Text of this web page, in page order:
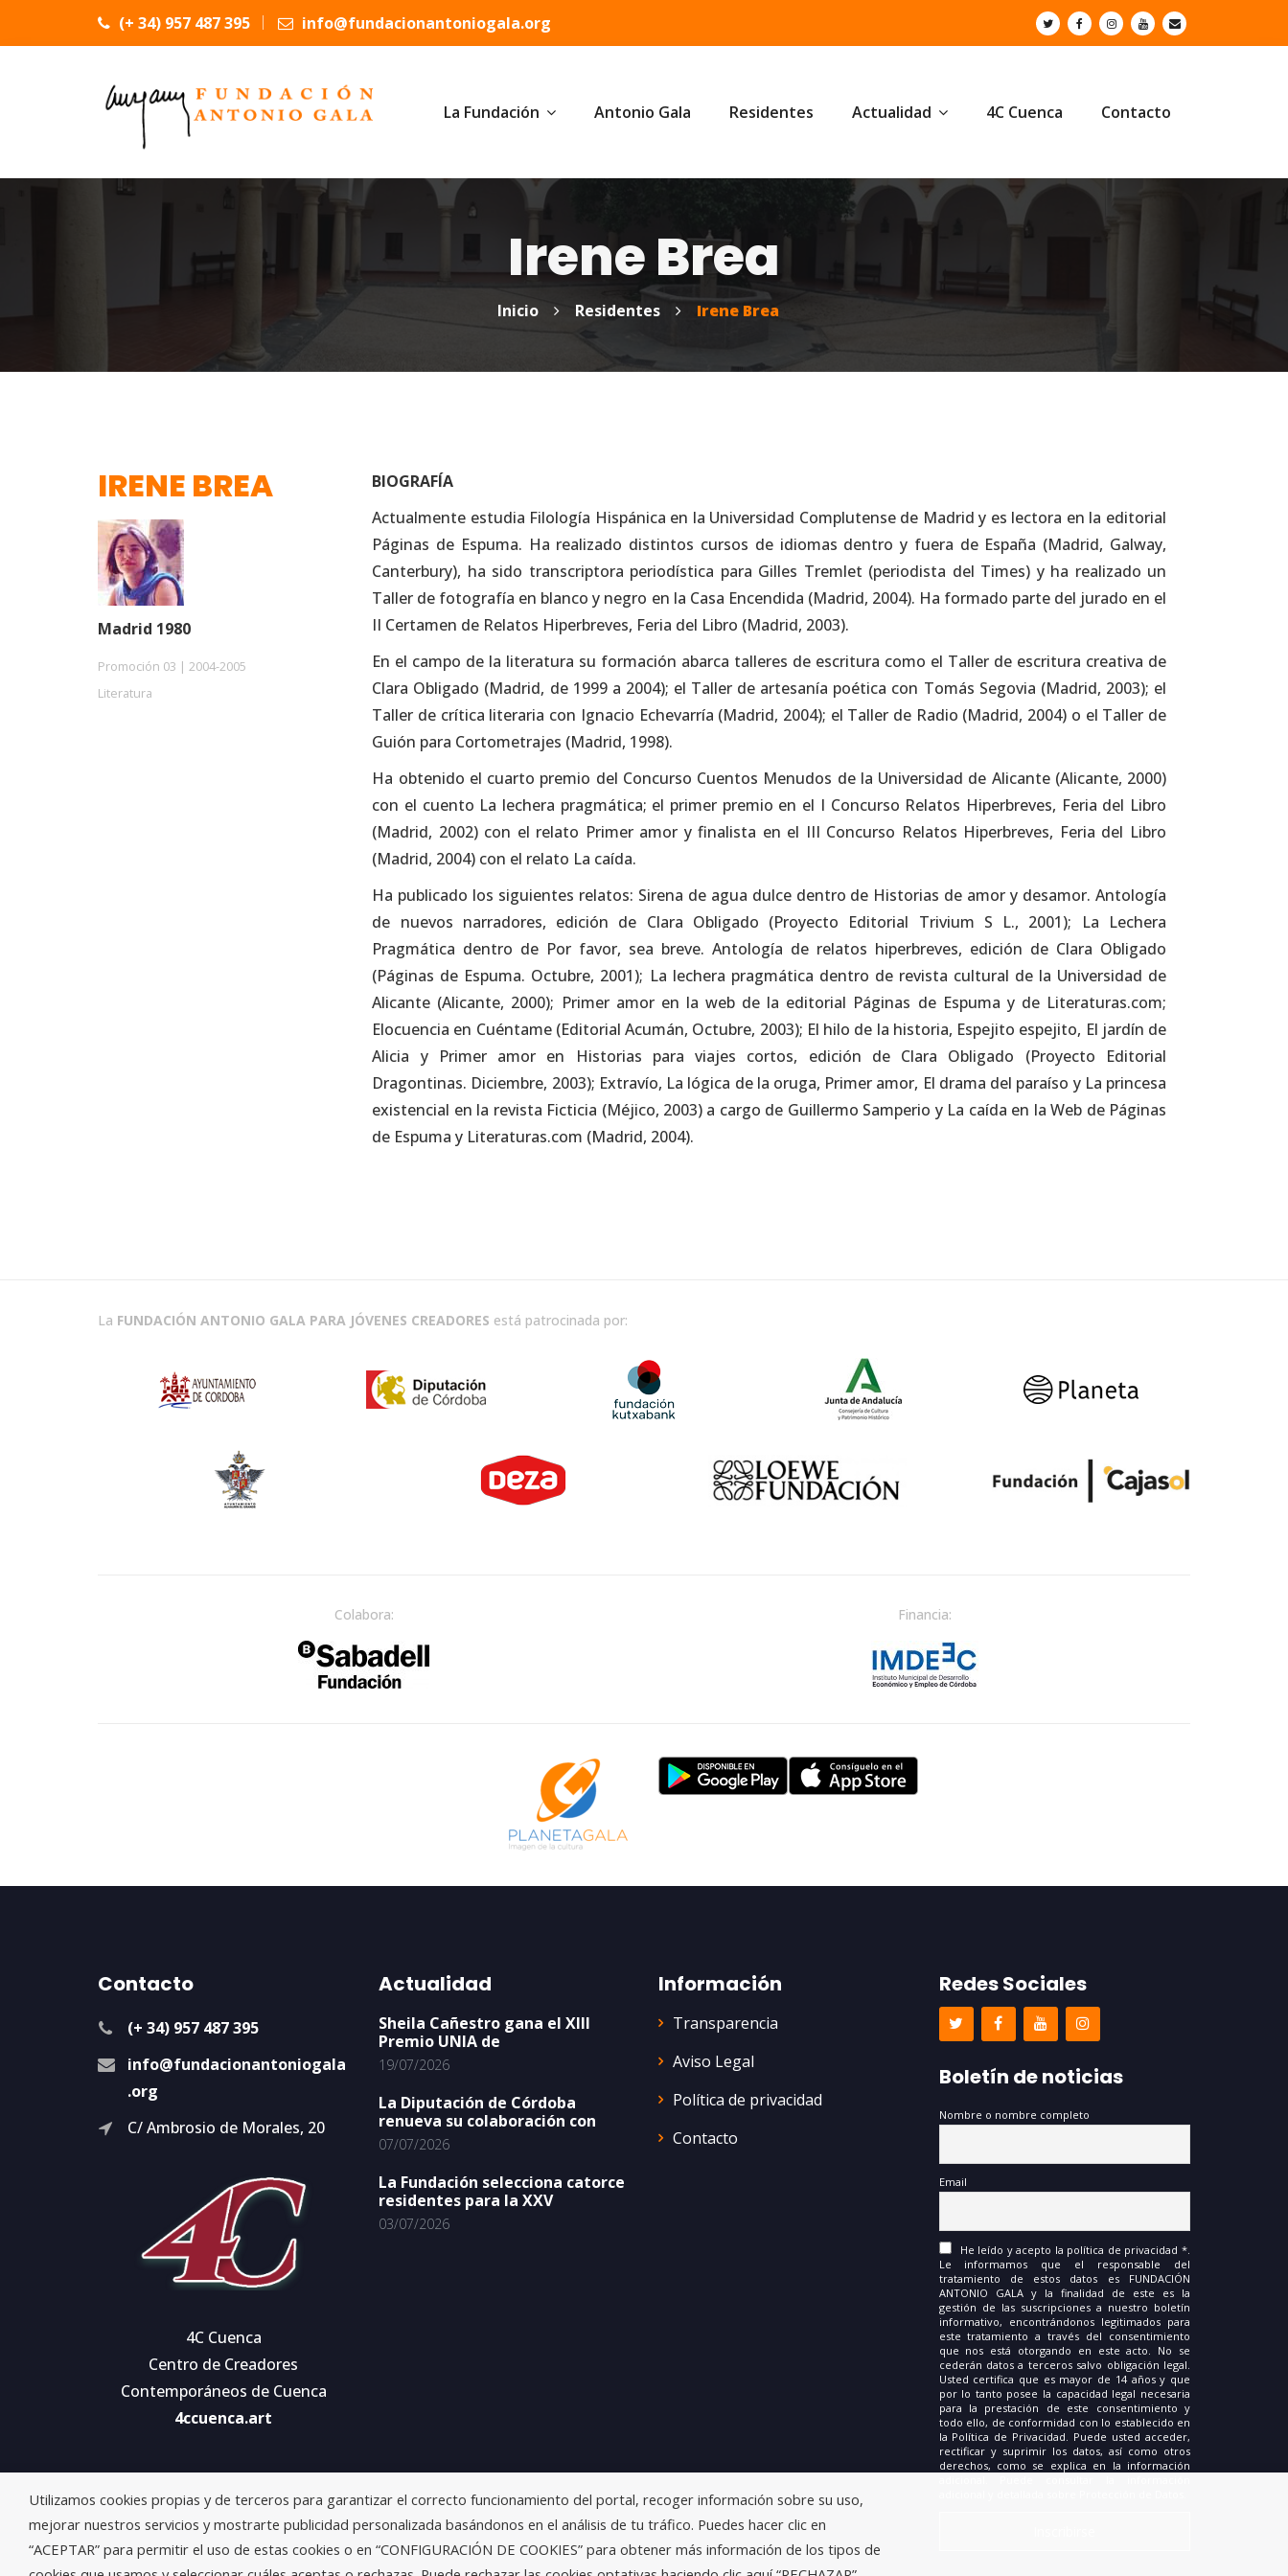
(+ 34) 957 487 395 info@fundacionantoniogala.org
La Fundación Antonio Gala Residentes Actualidad 4C Cuenca Contacto
Irene Brea
Inicio Residentes Irene Brea
IRENE BREA
Madrid 1980
Promoción 03 | 2004-2005
Literatura
BIOGRAFÍA
Actualmente estudia Filología Hispánica en la Universidad Complutense de Madrid y es lectora en la editorial
Páginas de Espuma. Ha realizado distintos cursos de idiomas dentro y fuera de España (Madrid, Galway,
Canterbury), ha sido transcriptora periodística para Gilles Tremlet (periodista del Times) y ha realizado un
Taller de fotografía en blanco y negro en la Casa Encendida (Madrid, 2004). Ha formado parte del jurado en el
II Certamen de Relatos Hiperbreves, Feria del Libro (Madrid, 2003).
En el campo de la literatura su formación abarca talleres de escritura como el Taller de escritura creativa de
Clara Obligado (Madrid, de 1999 a 2004); el Taller de artesanía poética con Tomás Segovia (Madrid, 2003); el
Taller de crítica literaria con Ignacio Echevarría (Madrid, 2004); el Taller de Radio (Madrid, 2004) o el Taller de
Guión para Cortometrajes (Madrid, 1998).
Ha obtenido el cuarto premio del Concurso Cuentos Menudos de la Universidad de Alicante (Alicante, 2000)
con el cuento La lechera pragmática; el primer premio en el I Concurso Relatos Hiperbreves, Feria del Libro
(Madrid, 2002) con el relato Primer amor y finalista en el III Concurso Relatos Hiperbreves, Feria del Libro
(Madrid, 2004) con el relato La caída.
Ha publicado los siguientes relatos: Sirena de agua dulce dentro de Historias de amor y desamor. Antología
de nuevos narradores, edición de Clara Obligado (Proyecto Editorial Trivium S L., 2001); La Lechera
Pragmática dentro de Por favor, sea breve. Antología de relatos hiperbreves, edición de Clara Obligado
(Páginas de Espuma. Octubre, 2001); La lechera pragmática dentro de revista cultural de la Universidad de
Alicante (Alicante, 2000); Primer amor en la web de la editorial Páginas de Espuma y de Literaturas.com;
Elocuencia en Cuéntame (Editorial Acumán, Octubre, 2003); El hilo de la historia, Espejito espejito, El jardín de
Alicia y Primer amor en Historias para viajes cortos, edición de Clara Obligado (Proyecto Editorial
Dragontinas. Diciembre, 2003); Extravío, La lógica de la oruga, Primer amor, El drama del paraíso y La princesa
existencial en la revista Ficticia (Méjico, 2003) a cargo de Guillermo Samperio y La caída en la Web de Páginas
de Espuma y Literaturas.com (Madrid, 2004).
La FUNDACIÓN ANTONIO GALA PARA JÓVENES CREADORES está patrocinada por:
Colabora: Financia:
Contacto
(+ 34) 957 487 395
info@fundacionantoniogala
.org
C/ Ambrosio de Morales, 20
4C Cuenca
Centro de Creadores
Contemporáneos de Cuenca
4ccuenca.art
Actualidad
Sheila Cañestro gana el XIII
Premio UNIA de
19/07/2026
La Diputación de Córdoba
renueva su colaboración con
07/07/2026
La Fundación selecciona catorce
residentes para la XXV
03/07/2026
Información
Transparencia
Aviso Legal
Política de privacidad
Contacto
Redes Sociales
Boletín de noticias
Nombre o nombre completo
Email
He leído y acepto la política de privacidad *.
Le informamos que el responsable del
tratamiento de estos datos es FUNDACIÓN
ANTONIO GALA y la finalidad de este es la
gestión de las suscripciones a nuestro boletín
informativo, encontrándonos legitimados para
este tratamiento a través del consentimiento
que nos está otorgando en este acto. No se
cederán datos a terceros salvo obligación legal.
Usted certifica que es mayor de 14 años y que
por lo tanto posee la capacidad legal necesaria
para la prestación de este consentimiento y
todo ello, de conformidad con lo establecido en
la Política de Privacidad. Puede usted acceder,
rectificar y suprimir los datos, así como otros
derechos, como se explica en la información
Utilizamos cookies propias y de terceros para garantizar el correcto funcionamiento del portal, recoger información sobre su uso,
mejorar nuestros servicios y mostrarte publicidad personalizada basándonos en el análisis de tu tráfico. Puedes hacer clic en
“ACEPTAR” para permitir el uso de estas cookies o en “CONFIGURACIÓN DE COOKIES” para obtener más información de los tipos de